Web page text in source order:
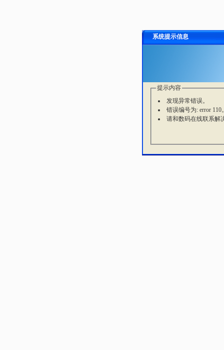
系统提示信息
提示内容
发现异常错误。
错误编号为: error 110
请和数码在线联系解